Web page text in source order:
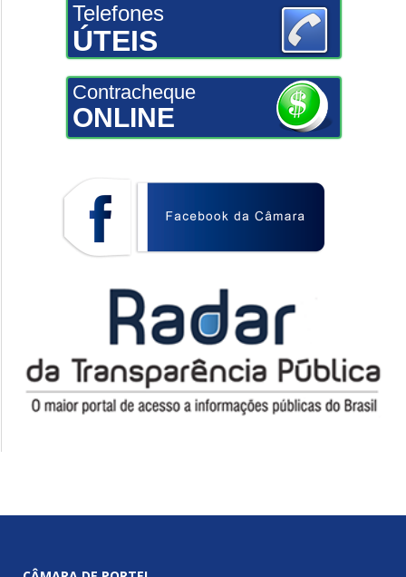
Telefones
ÚTEIS
Contracheque
ONLINE